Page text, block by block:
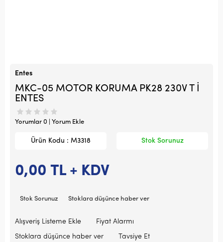
Entes
MKC-05 MOTOR KORUMA PK28 230V T İ
ENTES
Yorumlar 0 | Yorum Ekle
Ürün Kodu : M3318 Stok Sorunuz
0,00 TL + KDV
Stok Sorunuz Stoklara düşünce haber ver
Alışveriş Listeme Ekle
Fiyat Alarmı
Stoklara düşünce haber ver
Tavsiye Et